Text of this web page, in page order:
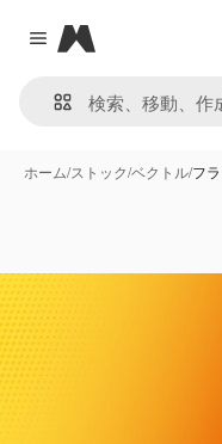
Close menu
Magnific
ホーム/ストック/ベクトル/フ